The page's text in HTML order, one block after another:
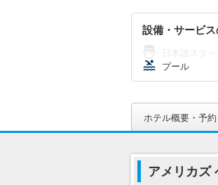
設備・サービ
プール
ホテル概要・予約
アメリカズ